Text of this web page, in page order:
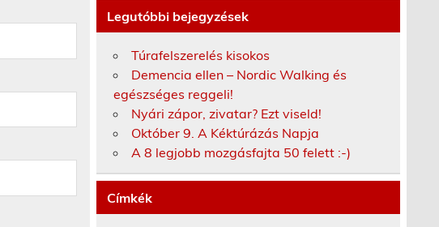
Legutóbbi bejegyzések
Túrafelszerelés kisokos
Demencia ellen – Nordic Walking és
egészséges reggeli!
Nyári zápor, zivatar? Ezt viseld!
Október 9. A Kéktúrázás Napja
A 8 legjobb mozgásfajta 50 felett :-)
Címkék